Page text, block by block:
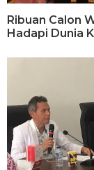
Ribuan Calon
Hadapi Dunia